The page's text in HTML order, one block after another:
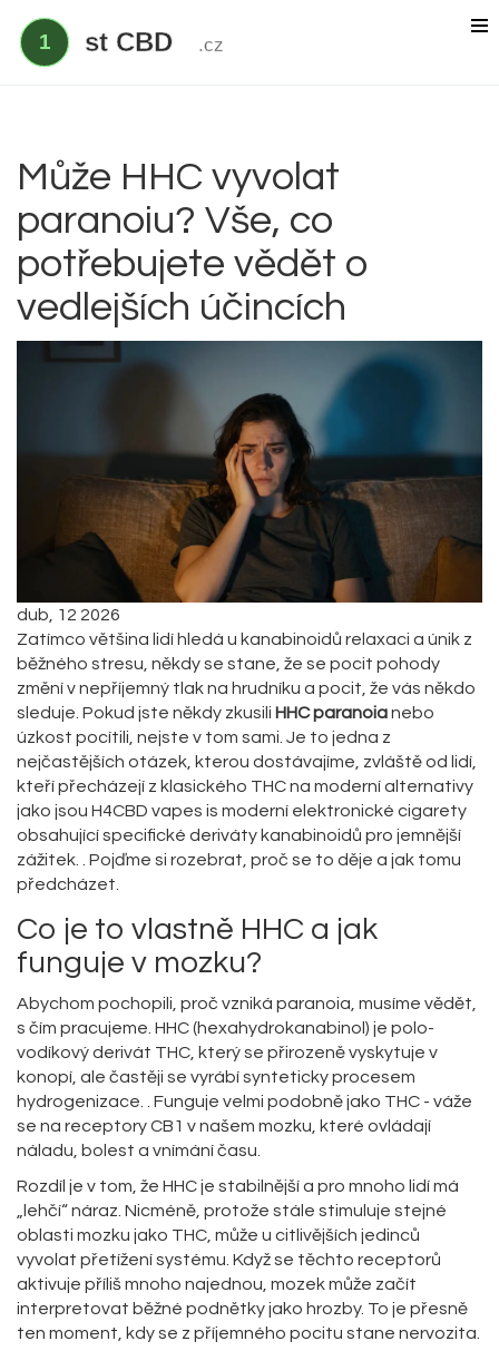
CBD účinek
Everclear
Může HHC vyvolat
paranoiu? Vše, co
potřebujete vědět o
vedlejších účincích
dub, 12 2026
Zatímco většina lidí hledá u kanabinoidů relaxaci a únik z
běžného stresu, někdy se stane, že se pocit pohody
změní v nepříjemný tlak na hrudníku a pocit, že vás někdo
sleduje. Pokud jste někdy zkusili HHC paranoianebo
úzkost pocítili, nejste v tom sami. Je to jedna z
nejčastějších otázek, kterou dostávajíme, zvláště od lidí,
kteří přecházejí z klasického THC na moderní alternativy
jako jsou H4CBD vapes is moderní elektronické cigarety
obsahující specifické deriváty kanabinoidů pro jemnější
zážitek
. Pojďme si rozebrat, proč se to děje a jak tomu
předcházet.
Co je to vlastně HHC a jak
funguje v mozku?
Abychom pochopili, proč vzniká paranoia, musíme vědět,
s čím pracujeme. HHC(hexahydrokanabinol) je polo-
vodíkový derivát THC, který se přirozeně vyskytuje v
konopí, ale častěji se vyrábí synteticky procesem
hydrogenizace
. Funguje velmi podobně jako THC - váže
se na receptory CB1 v našem mozku, které ovládají
náladu, bolest a vnímání času.
Rozdíl je v tom, že HHC je stabilnější a pro mnoho lidí má
„lehčí“ náraz. Nicméně, protože stále stimuluje stejné
oblasti mozku jako THC, může u citlivějších jedinců
vyvolat přetížení systému. Když se těchto receptorů
aktivuje příliš mnoho najednou, mozek může začít
interpretovat běžné podnětky jako hrozby. To je přesně
ten moment, kdy se z příjemného pocitu stane nervozita.